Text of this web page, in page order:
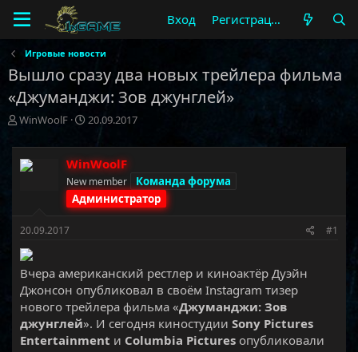
Вход Регистрация
Игровые новости
Вышло сразу два новых трейлера фильма
«Джуманджи: Зов джунглей»
А
т
о
р
ы
WinWoolF
Д
т
а
н
а
ч
20.09.2017
WinWoolF
New member
Команда форума
Администратор
20.09.2017 #1
Вчера американский рестлер и киноактёр Дуэйн
Джонсон опубликовал в своём Instagram тизер
нового трейлера фильма «Джуманджи: Зов
джунглей». И сегодня киностудии Sony Pictures
Entertainment и Columbia Pictures опубликовали